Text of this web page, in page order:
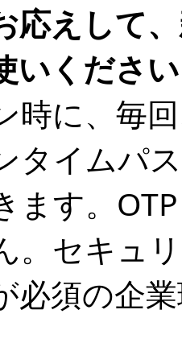
応えして
いくださ
時に、毎
タイムパ
ます。
。セキュ
必須の企